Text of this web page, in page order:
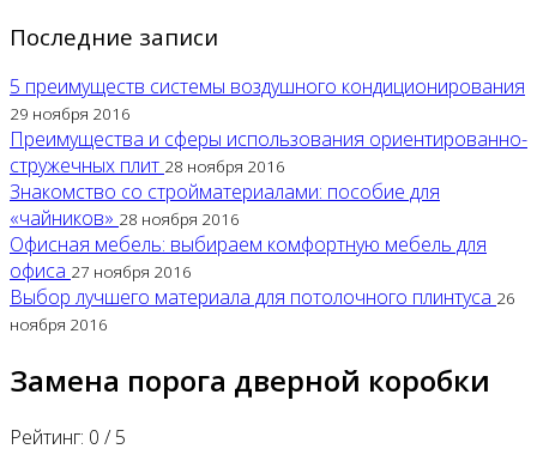
Последние записи
5 преимуществ системы воздушного кондиционирования
29 ноября 2016
Преимущества и сферы использования ориентированно-
стружечных плит 28 ноября 2016
Знакомство со стройматериалами: пособие для
«чайников» 28 ноября 2016
Офисная мебель: выбираем комфортную мебель для
офиса 27 ноября 2016
Выбор лучшего материала для потолочного плинтуса 26
ноября 2016
Замена порога дверной коробки
Рейтинг: 0 /5